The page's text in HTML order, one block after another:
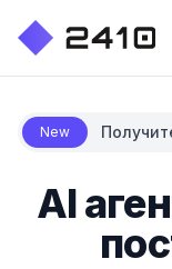
New
AI